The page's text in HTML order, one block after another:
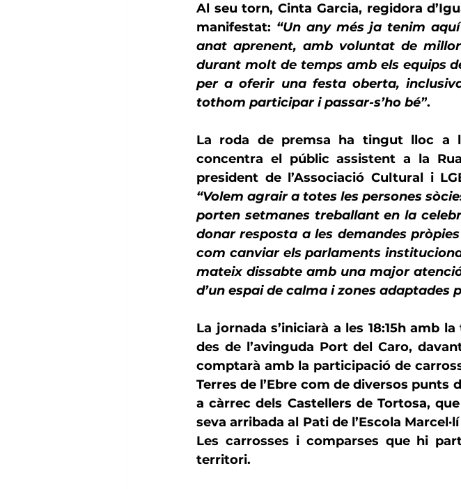
Al seu torn, Cinta Garcia, regidora
manifestat: “Un any més ja tenim
anat aprenent, amb voluntat de
durant molt de temps amb els equips
per a oferir una festa oberta,
tothom participar i passar-s’ho bé”.
La roda de premsa ha tingut lloc a
concentra el públic assistent a la
president de l’Associació Cultural i
“Volem agrair a totes les persones
porten setmanes treballant en la
donar resposta a les demandes
com canviar els parlaments
mateix dissabte amb una major
d’un espai de calma i zones adaptades
La jornada s’iniciarà a les 18:15h amb
des de l’avinguda Port del Caro,
comptarà amb la participació de
Terres de l’Ebre com de diversos punts
a càrrec dels Castellers de Tortosa,
seva arribada al Pati de l’Escola
Les carrosses i comparses que hi
territori.